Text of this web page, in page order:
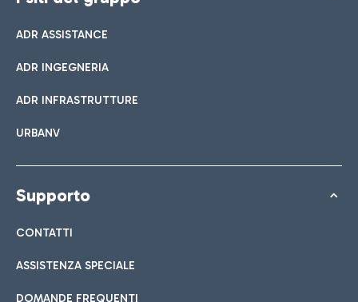
ADR ASSISTANCE
ADR INGEGNERIA
ADR INFRASTRUTTURE
URBANV
Supporto
CONTATTI
ASSISTENZA SPECIALE
DOMANDE FREQUENTI